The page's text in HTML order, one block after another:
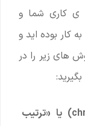
ی کاری شما و
بوده اید و
های زیر را در
رزومه «کرونولوجیکال» (chronological) یا «ترتیب